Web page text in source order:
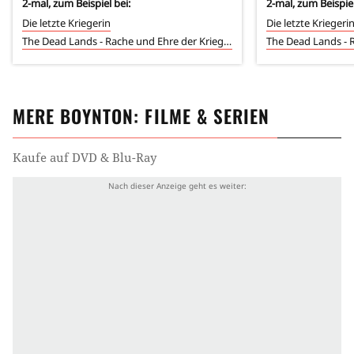
2-mal, zum Beispiel bei:
Die letzte Kriegerin
The Dead Lands - Rache und Ehre der Krieger
2-mal, zum
Die letzte Kriegerin
MERE BOYNTON: FILME & SERIEN
Kaufe auf DVD & Blu-Ray